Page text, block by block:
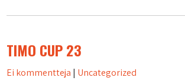
TIMO CUP 23
Ei kommentteja | Uncategorized